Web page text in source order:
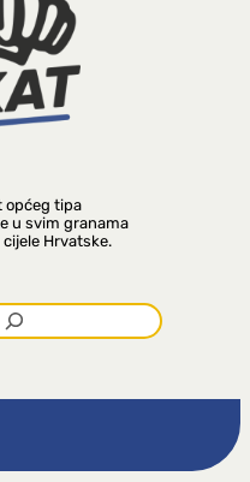
općeg tipa
u svim granama
Hrvatske.